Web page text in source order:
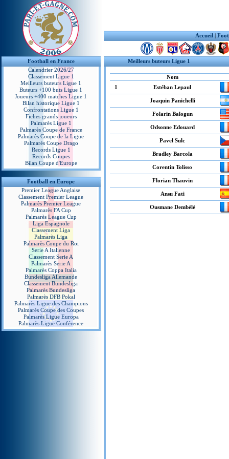
Accueil |
Football en France
Calendrier 2026/27
Classement Ligue 1
Meilleurs buteurs Ligue 1
Buteurs +100 buts Ligue 1
Joueurs +400 matches Ligue 1
Bilan historique Ligue 1
Confrontations Ligue 1
Fiches grands joueurs
Palmarès Ligue 1
Palmarès Coupe de France
Palmarès Coupe de la Ligue
Palmarès Coupe Drago
Records Ligue 1
Records Coupes
Bilan Coupe d'Europe
Football en Europe
Premier League Anglaise
Classement Premier League
Palmarès Premier League
Palmarès FA Cup
Palmarès League Cup
Liga Espagnole
Classement Liga
Palmarès Liga
Palmarès Coupe du Roi
Serie A Italienne
Classement Serie A
Palmarès Serie A
Palmarès Coppa Italia
Bundesliga Allemande
Classement Bundesliga
Palmarès Bundesliga
Palmarès DFB Pokal
Palmarès Ligue des Champions
Palmarès Coupe des Coupes
Palmarès Ligue Europa
Palmarès Ligue Conférence
Meilleurs buteurs Ligue 1
Nom
1
Estéban Lepaul
Joaquin Panichelli
Folarin Balogun
Odsonne Edouard
Pavel Sulc
Bradley Barcola
Corentin Tolisso
Florian Thauvin
Ansu Fati
Ousmane Dembélé